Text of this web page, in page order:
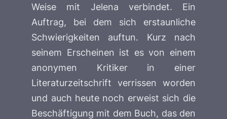
Weise mit Jelena verbindet. Ein
Auftrag, bei dem sich erstaunliche
Schwierigkeiten auftun. Kurz nach
seinem Erscheinen ist es von einem
anonymen Kritiker in einer
Literaturzeitschrift verrissen worden
und auch heute noch erweist sich die
Beschäftigung mit dem Buch, das den